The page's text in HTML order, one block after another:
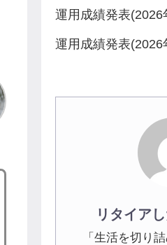
運用成績発表(2026
運用成績発表(2026
リタイア
「生活を切り